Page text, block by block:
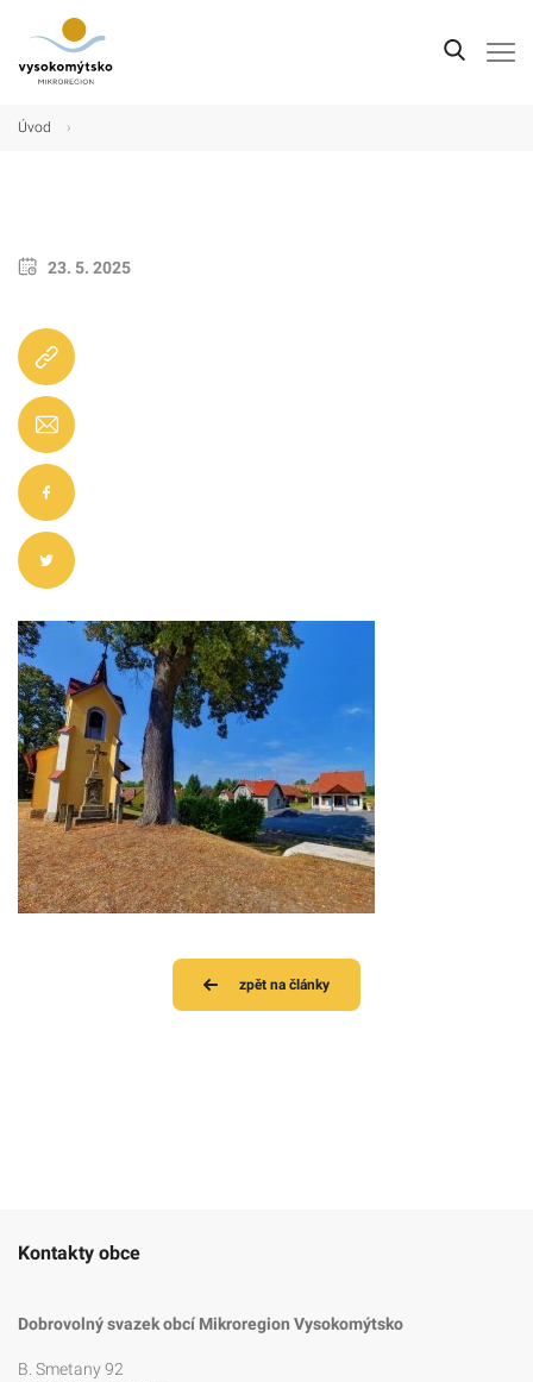
Úvod ›
23. 5. 2025
zpět na články
Kontakty obce
Dobrovolný svazek obcí Mikroregion Vysokomýtsko
B. Smetany 92
Úvod
Turistické cíle
Kontakt